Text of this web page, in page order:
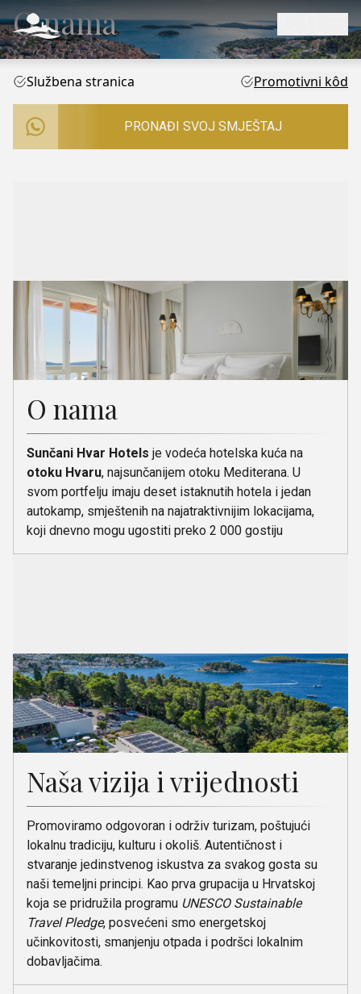
O nama
Službena stranica Promotivni kôd
PRONAĐI SVOJ SMJEŠTAJ
O nama
Sunčani Hvar Hotels je vodeća hotelska kuća na
otoku Hvaru, najsunčanijem otoku Mediterana. U
svom portfelju imaju deset istaknutih hotela i jedan
autokamp, smještenih na najatraktivnijim lokacijama,
koji dnevno mogu ugostiti preko 2 000 gostiju
Naša vizija i vrijednosti
Promoviramo odgovoran i održiv turizam, poštujući
lokalnu tradiciju, kulturu i okoliš. Autentičnost i
stvaranje jedinstvenog iskustva za svakog gosta su
naši temeljni principi. Kao prva grupacija u Hrvatskoj
koja se pridružila programu UNESCO Sustainable
Travel Pledge, posvećeni smo energetskoj
učinkovitosti, smanjenju otpada i podršci lokalnim
dobavljačima.